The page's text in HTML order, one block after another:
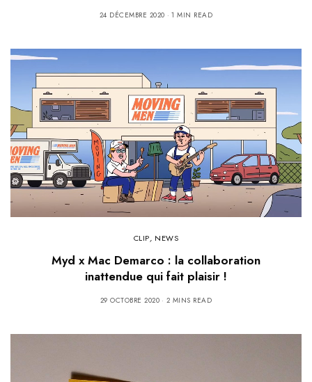
24 DÉCEMBRE 2020 1 MIN READ
CLIP, NEWS
Myd x Mac Demarco : la collaboration
inattendue qui fait plaisir !
29 OCTOBRE 2020 2 MINS READ